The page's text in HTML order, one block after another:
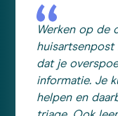
Werken op de
huisartsenpost
dat je
informatie. Je
helpen en daarbij leren over medicatie en